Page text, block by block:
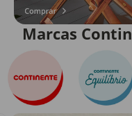
Marcas